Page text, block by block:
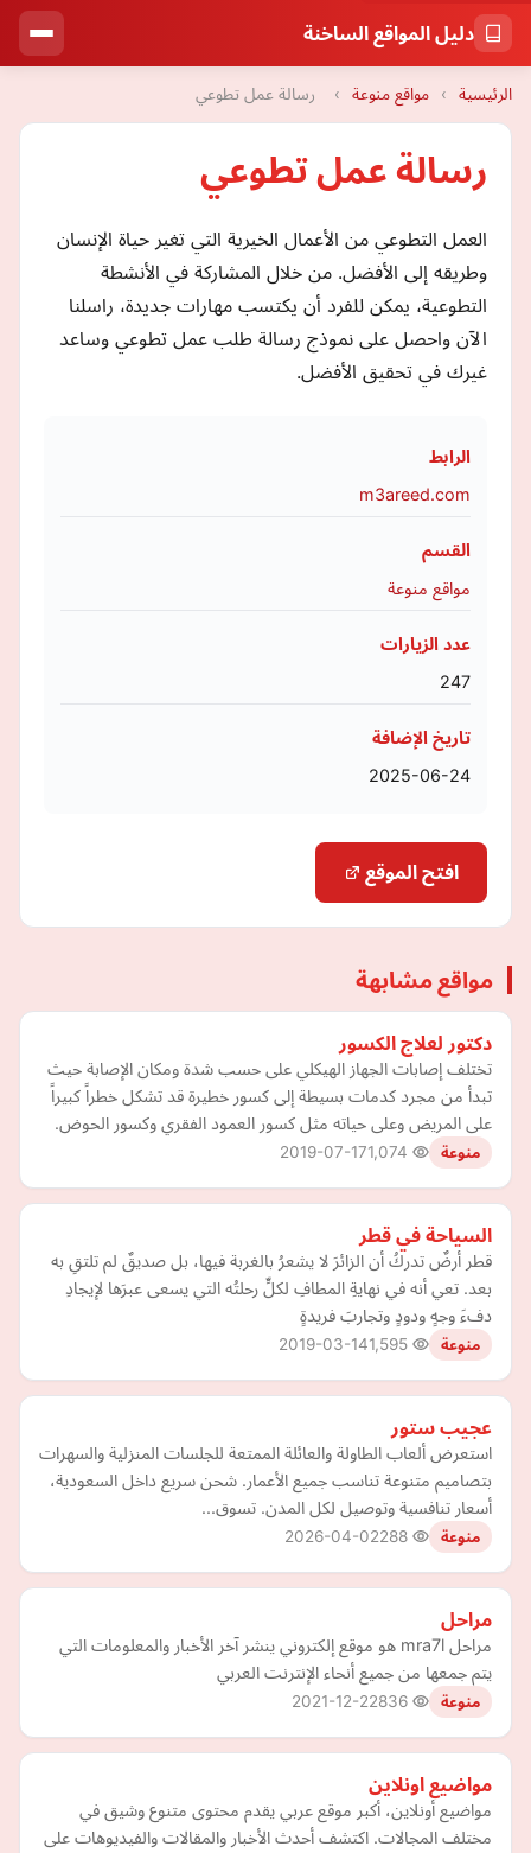
دليل المواقع الساخنة
الرئيسية › مواقع منوعة › رسالة عمل تطوعي
رسالة عمل تطوعي
العمل التطوعي من الأعمال الخيرية التي تغير حياة الإنسان
وطريقه إلى الأفضل. من خلال المشاركة في الأنشطة
التطوعية، يمكن للفرد أن يكتسب مهارات جديدة، راسلنا
الآن واحصل على نموذج رسالة طلب عمل تطوعي وساعد
غيرك في تحقيق الأفضل.
الرابط
m3areed.com
القسم
مواقع منوعة
عدد الزيارات
247
تاريخ الإضافة
2025-06-24
افتح الموقع
مواقع مشابهة
دكتور لعلاج الكسور
تختلف إصابات الجهاز الهيكلي على حسب شدة ومكان الإصابة حيث
تبدأ من مجرد كدمات بسيطة إلى كسور خطيرة قد تشكل خطراً كبيراً
على المريض وعلى حياته مثل كسور العمود الفقري وكسور الحوض.
منوعة 2019-07-17
السياحة في قطر
قطر أرضٌ تدركُ أن الزائرَ لا يشعرُ بالغربة فيها، بل صديقٌ لم تلتقِ به
بعد. تعي أنه في نهايةِ المطافِ لكلٍّ رحلتُه التي يسعى عبرَها لإيجادِ
دفءَ وجهٍ ودودٍ وتجاربَ فريدةٍ
منوعة 2019-03-14
عجيب ستور
استعرض ألعاب الطاولة والعائلة الممتعة للجلسات المنزلية والسهرات
بتصاميم متنوعة تناسب جميع الأعمار. شحن سريع داخل السعودية،
أسعار تنافسية وتوصيل لكل المدن. تسوق...
منوعة 2026-04-02
مراحل
مراحل mra7l هو موقع إلكتروني ينشر آخر الأخبار والمعلومات التي
يتم جمعها من جميع أنحاء الإنترنت العربي
منوعة 2021-12-22
مواضيع اونلاين
مواضيع أونلاين، أكبر موقع عربي يقدم محتوى متنوع وشيق في
مختلف المجالات. اكتشف أحدث الأخبار والمقالات والفيديوهات على